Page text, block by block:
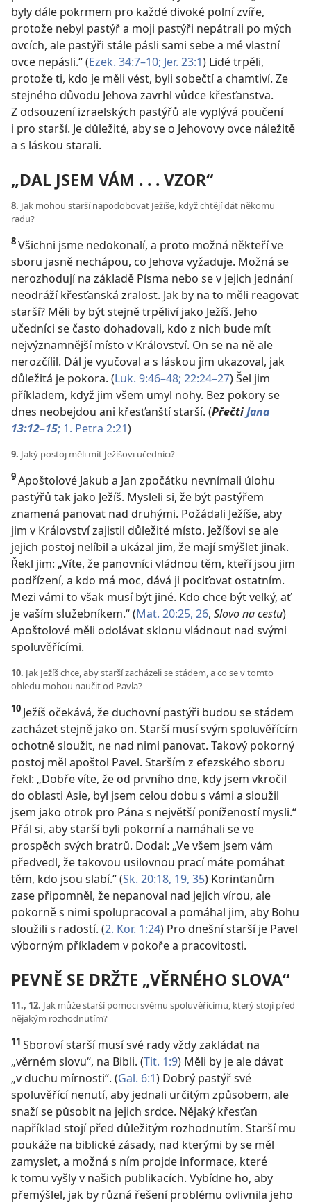
byly dále pokrmem pro každé divoké polní zvíře,
protože nebyl pastýř a moji pastýři nepátrali po mých
ovcích, ale pastýři stále pásli sami sebe a mé vlastní
ovce nepásli.“ (Ezek. 34:7–10; Jer. 23:1) Lidé trpěli,
protože ti, kdo je měli vést, byli sobečtí a chamtiví. Ze
stejného důvodu Jehova zavrhl vůdce křesťanstva.
Z odsouzení izraelských pastýřů ale vyplývá poučení
i pro starší. Je důležité, aby se o Jehovovy ovce náležitě
a s láskou starali.
„DAL JSEM VÁM . . . VZOR“
8. Jak mohou starší napodobovat Ježíše, když chtějí dát někomu
radu?
8Všichni jsme nedokonalí, a proto možná někteří ve
sboru jasně nechápou, co Jehova vyžaduje. Možná se
nerozhodují na základě Písma nebo se v jejich jednání
neodráží křesťanská zralost. Jak by na to měli reagovat
starší? Měli by být stejně trpěliví jako Ježíš. Jeho
učedníci se často dohadovali, kdo z nich bude mít
nejvýznamnější místo v Království. On se na ně ale
nerozčílil. Dál je vyučoval a s láskou jim ukazoval, jak
důležitá je pokora. (Luk. 9:46–48; 22:24–27) Šel jim
příkladem, když jim všem umyl nohy. Bez pokory se
dnes neobejdou ani křesťanští starší. (PřečtiJana
13:12–15; 1. Petra 2:21)
9. Jaký postoj měli mít Ježíšovi učedníci?
9Apoštolové Jakub a Jan zpočátku nevnímali úlohu
pastýřů tak jako Ježíš. Mysleli si, že být pastýřem
znamená panovat nad druhými. Požádali Ježíše, aby
jim v Království zajistil důležité místo. Ježíšovi se ale
jejich postoj nelíbil a ukázal jim, že mají smýšlet jinak.
Řekl jim: „Víte, že panovníci vládnou těm, kteří jsou jim
podřízení, a kdo má moc, dává ji pociťovat ostatním.
Mezi vámi to však musí být jiné. Kdo chce být velký, ať
je vaším služebníkem.“ (Mat. 20:25, 26, Slovo na cestu)
Apoštolové měli odolávat sklonu vládnout nad svými
spoluvěřícími.
10. Jak Ježíš chce, aby starší zacházeli se stádem, a co se v tomto
ohledu mohou naučit od Pavla?
10 Ježíš očekává, že duchovní pastýři budou se stádem
zacházet stejně jako on. Starší musí svým spoluvěřícím
ochotně sloužit, ne nad nimi panovat. Takový pokorný
postoj měl apoštol Pavel. Starším z efezského sboru
řekl: „Dobře víte, že od prvního dne, kdy jsem vkročil
do oblasti Asie, byl jsem celou dobu s vámi a sloužil
jsem jako otrok pro Pána s největší ponížeností mysli.“
Přál si, aby starší byli pokorní a namáhali se ve
prospěch svých bratrů. Dodal: „Ve všem jsem vám
předvedl, že takovou usilovnou prací máte pomáhat
těm, kdo jsou slabí.“ (Sk. 20:18, 19, 35) Korinťanům
zase připomněl, že nepanoval nad jejich vírou, ale
pokorně s nimi spolupracoval a pomáhal jim, aby Bohu
sloužili s radostí. (2. Kor. 1:24) Pro dnešní starší je Pavel
výborným příkladem v pokoře a pracovitosti.
PEVNĚ SE DRŽTE „VĚRNÉHO SLOVA“
11., 12. Jak může starší pomoci svému spoluvěřícímu, který stojí před
nějakým rozhodnutím?
11 Sboroví starší musí své rady vždy zakládat na
„věrném slovu“, na Bibli. (Tit. 1:9) Měli by je ale dávat
„v duchu mírnosti“. (Gal. 6:1) Dobrý pastýř své
spoluvěřící nenutí, aby jednali určitým způsobem, ale
snaží se působit na jejich srdce. Nějaký křesťan
například stojí před důležitým rozhodnutím. Starší mu
poukáže na biblické zásady, nad kterými by se měl
zamyslet, a možná s ním projde informace, které
k tomu vyšly v našich publikacích. Vybídne ho, aby
přemýšlel, jak by různá řešení problému ovlivnila jeho